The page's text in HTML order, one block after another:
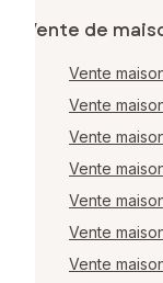
Vente de
Vente
Vente
Vente
Vente
Vente
Vente
Vente